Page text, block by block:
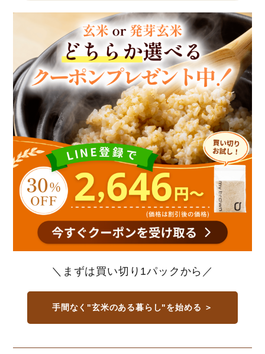
＼まずは買い切り1パックから／
手間なく"玄米のある暮らし"を始める ＞